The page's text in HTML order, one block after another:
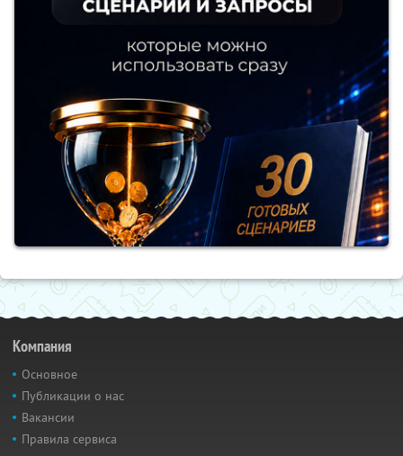
Компания
Основное
Публикации о нас
Вакансии
Правила сервиса